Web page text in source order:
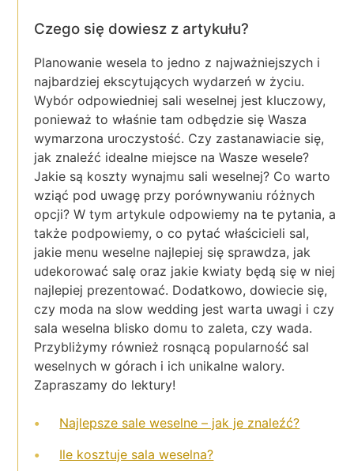
Czego się dowiesz z artykułu?
Planowanie wesela to jedno z najważniejszych i
najbardziej ekscytujących wydarzeń w życiu.
Wybór odpowiedniej sali weselnej jest kluczowy,
ponieważ to właśnie tam odbędzie się Wasza
wymarzona uroczystość. Czy zastanawiacie się,
jak znaleźć idealne miejsce na Wasze wesele?
Jakie są koszty wynajmu sali weselnej? Co warto
wziąć pod uwagę przy porównywaniu różnych
opcji? W tym artykule odpowiemy na te pytania, a
także podpowiemy, o co pytać właścicieli sal,
jakie menu weselne najlepiej się sprawdza, jak
udekorować salę oraz jakie kwiaty będą się w niej
najlepiej prezentować. Dodatkowo, dowiecie się,
czy moda na slow wedding jest warta uwagi i czy
sala weselna blisko domu to zaleta, czy wada.
Przybliżymy również rosnącą popularność sal
weselnych w górach i ich unikalne walory.
Zapraszamy do lektury!
Najlepsze sale weselne – jak je znaleźć?
Ile kosztuje sala weselna?